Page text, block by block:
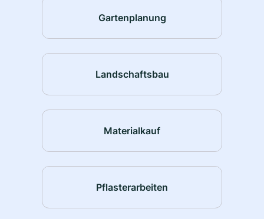
Gartenplanung
Landschaftsbau
Materialkauf
Pflasterarbeiten